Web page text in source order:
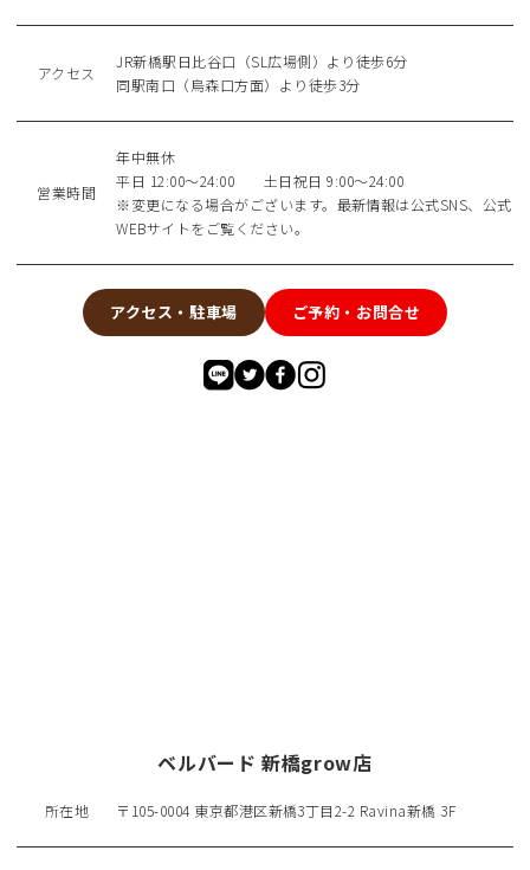
アクセス
JR新橋駅日比谷口（SL広場側）より徒歩6分
同駅南口（烏森口方面）より徒歩3分
営業時間
年中無休
平日 12:00～24:00 土日祝日 9:00～24:00
※変更になる場合がございます。最新情報は公式SNS、公式
WEBサイトをご覧ください。
アクセス・駐車場 ご予約・お問合せ
ベルバード 新橋grow店
所在地 〒105-0004 東京都港区新橋3丁目2-2 Ravina新橋 3F